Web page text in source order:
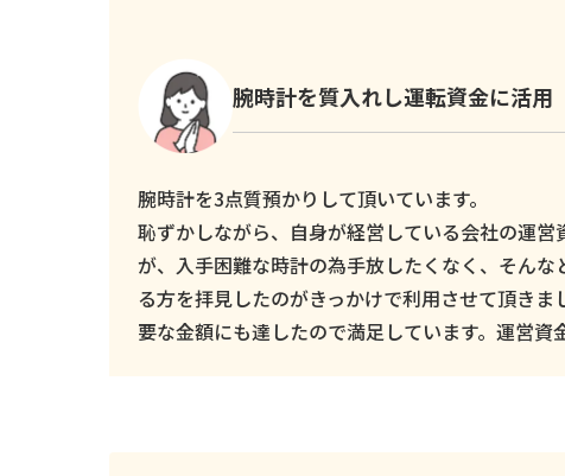
腕時計を質入れし運転資金に活用
腕時計を3点質預かりして頂いています。
恥ずかしながら、自身が経営している会社の運
が、入手困難な時計の為手放したくなく、そん
る方を拝見したのがきっかけで利用させて頂き
要な金額にも達したので満足しています。運営資